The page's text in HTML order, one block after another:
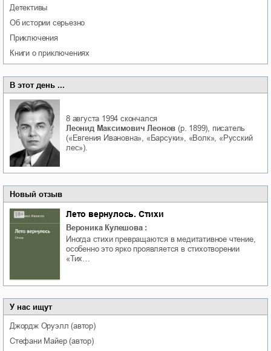
детективы
об истории серьезно
приключения
книги о приключениях
В этот день ...
8 августа 1994 скончался
Леонид Максимович Леонов (р. 1899), писатель
(«Евгения Ивановна», «Барсуки», «Волк», «Русский
лес»).
Новый отзыв
Лето вернулось. Стихи
Вероника Кулешова :
Иногда стихи превращаются в медитативное чтение,
особенно это ярко проявляется в стихотворении
«Тих…
У нас ищут
Джордж Оруэлл (автор)
Стефани Майер(автор)